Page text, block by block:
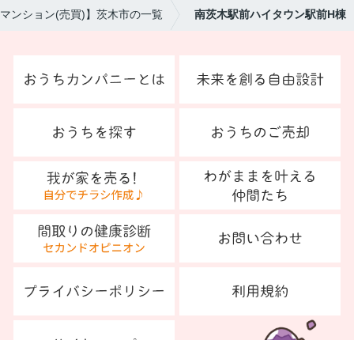
ンション(売買)】茨木市の一覧 南茨木駅前ハイタウン駅前H棟